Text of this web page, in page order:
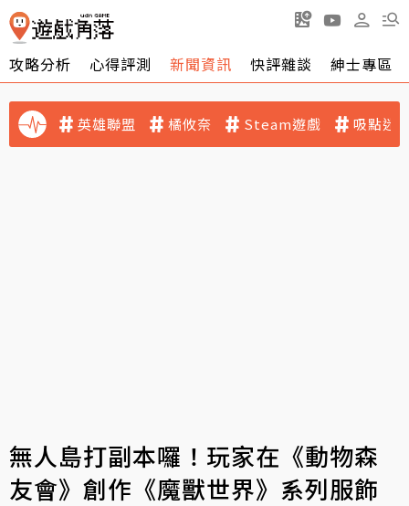
攻略分析 心得評測 新聞資訊 快評雜談 紳士專區
英雄聯盟 橘攸奈 Steam遊戲 吸點迷
無人島打副本囉！玩家在《動物森
友會》創作《魔獸世界》系列服飾